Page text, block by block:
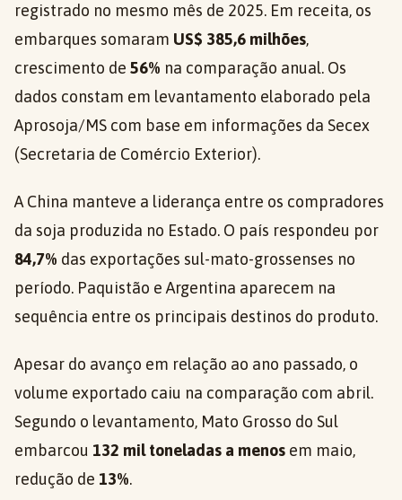
registrado no mesmo mês de 2025. Em receita, os
embarques somaram US$ 385,6 milhões,
crescimento de 56% na comparação anual. Os
dados constam em levantamento elaborado pela
Aprosoja/MS com base em informações da Secex
(Secretaria de Comércio Exterior).
A China manteve a liderança entre os compradores
da soja produzida no Estado. O país respondeu por
84,7% das exportações sul-mato-grossenses no
período. Paquistão e Argentina aparecem na
sequência entre os principais destinos do produto.
Apesar do avanço em relação ao ano passado, o
volume exportado caiu na comparação com abril.
Segundo o levantamento, Mato Grosso do Sul
embarcou 132 mil toneladas a menos em maio,
redução de 13%.